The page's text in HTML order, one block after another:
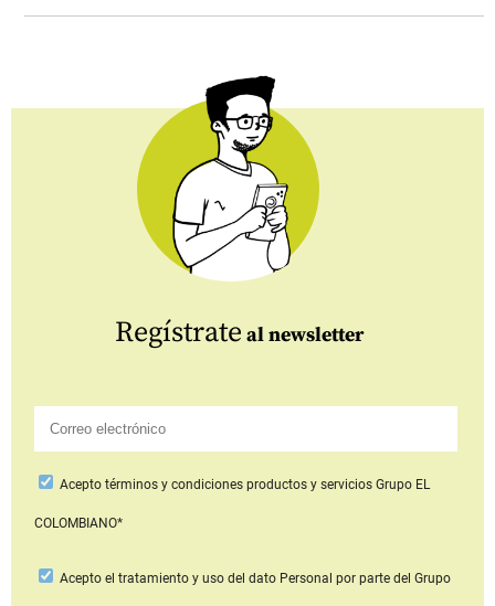
Regístrate al newsletter
Aceptotérminos y condiciones productos y serviciosGrupo EL
COLOMBIANO*
Acepto el tratamiento y uso del dato Personal por parte del Grupo